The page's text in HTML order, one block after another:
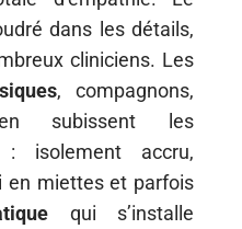
dans les détails,
cliniciens. Les
, compagnons,
subissent les
: isolement accru,
en miettes et parfois
qui s’installe